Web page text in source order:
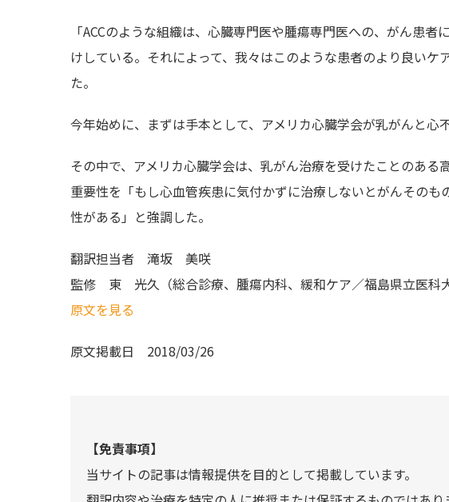
「ACCのような組織は、心臓専門医や腫瘍専門医への、がん患
けしている。それによって、我々はこのような患者のより良い
た。
今年始めに、まずは手本として、アメリカ心臓学会が乳がんと心
その中で、アメリカ心臓学会は、乳がん治療を受けたことのあ
重要性を「もし心血管疾患に気付かずに治療しないとがんその
性がある」と強調した。
翻訳担当者 滝坂 美咲
監修 東 光久（総合診療、腫瘍内科、緩和ケア／福島県立医科
原文を見る
原文掲載日 2018/03/26
【免責事項】
当サイトの記事は情報提供を目的として掲載しています。